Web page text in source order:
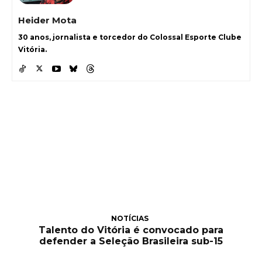
Heider Mota
30 anos, jornalista e torcedor do Colossal Esporte Clube
Vitória.
NOTÍCIAS
Talento do Vitória é convocado para
defender a Seleção Brasileira sub-15